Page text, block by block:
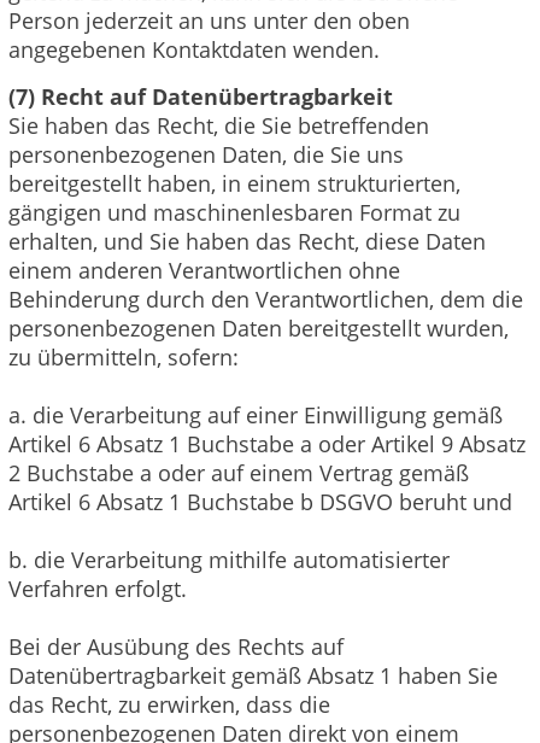
Person jederzeit an uns unter den oben
angegebenen Kontaktdaten wenden.
(7) Recht auf Datenübertragbarkeit
Sie haben das Recht, die Sie betreffenden
personenbezogenen Daten, die Sie uns
bereitgestellt haben, in einem strukturierten,
gängigen und maschinenlesbaren Format zu
erhalten, und Sie haben das Recht, diese Daten
einem anderen Verantwortlichen ohne
Behinderung durch den Verantwortlichen, dem die
personenbezogenen Daten bereitgestellt wurden,
zu übermitteln, sofern:
a. die Verarbeitung auf einer Einwilligung gemäß
Artikel 6 Absatz 1 Buchstabe a oder Artikel 9 Absatz
2 Buchstabe a oder auf einem Vertrag gemäß
Artikel 6 Absatz 1 Buchstabe b DSGVO beruht und
b. die Verarbeitung mithilfe automatisierter
Verfahren erfolgt.
Bei der Ausübung des Rechts auf
Datenübertragbarkeit gemäß Absatz 1 haben Sie
das Recht, zu erwirken, dass die
personenbezogenen Daten direkt von einem